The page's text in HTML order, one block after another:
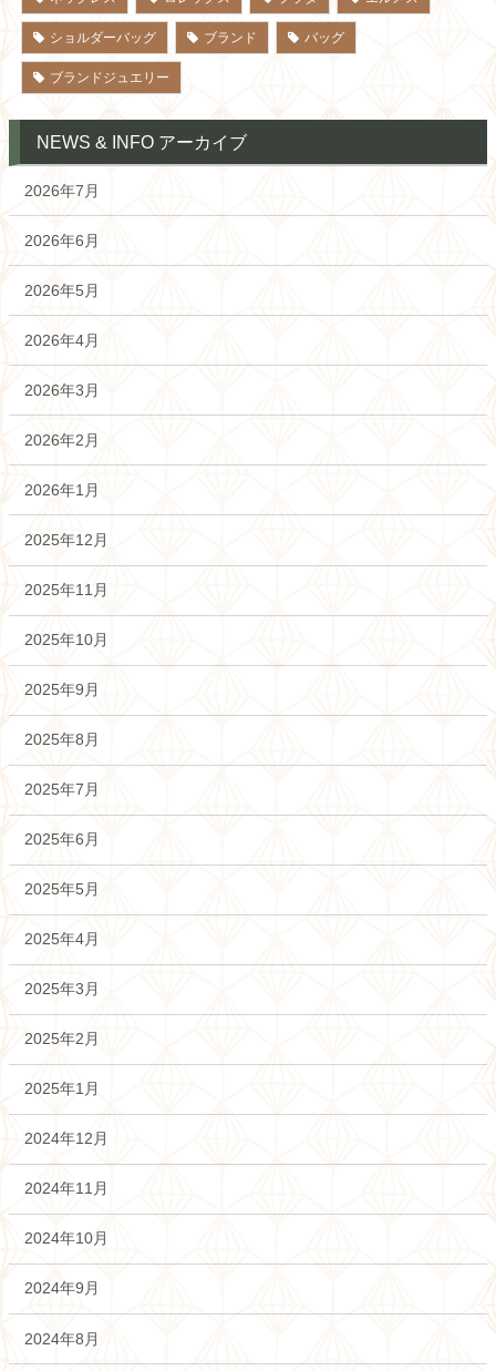
ショルダーバッグ ブランド バッグ
ブランドジュエリー
NEWS & INFO アーカイブ
2026年7月
2026年6月
2026年5月
2026年4月
2026年3月
2026年2月
2026年1月
2025年12月
2025年11月
2025年10月
2025年9月
2025年8月
2025年7月
2025年6月
2025年5月
2025年4月
2025年3月
2025年2月
2025年1月
2024年12月
2024年11月
2024年10月
2024年9月
2024年8月